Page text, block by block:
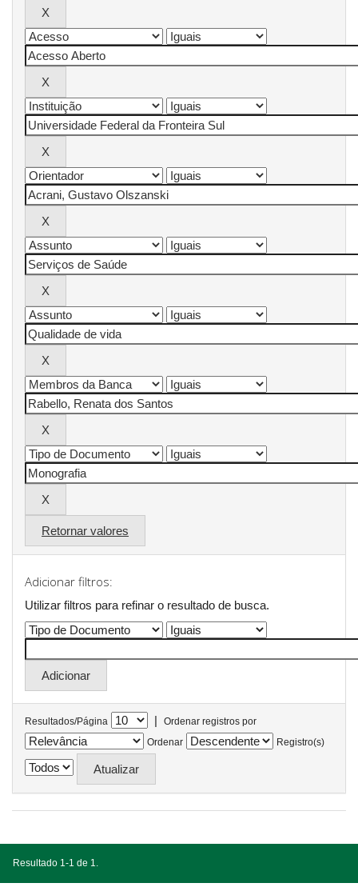
Retornar valores
Adicionar filtros:
Utilizar filtros para refinar o resultado de busca.
Resultados/Página |
Ordenar registros por
Ordenar
Registro(s)
Resultado 1-1 de 1.